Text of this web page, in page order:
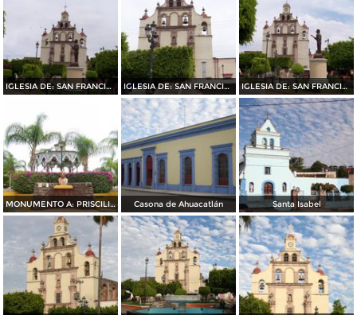
IGLESIA DE: SAN FRANCISCO DE ASIS IGLESIA DE: SAN FRANCISCO DE ASIS IGLESIA DE: SAN FRANCISCO DE ASIS
MONUMENTO A: PRISCILIANO SANCHEZ Casona de Ahuacatlán Santa Isabel